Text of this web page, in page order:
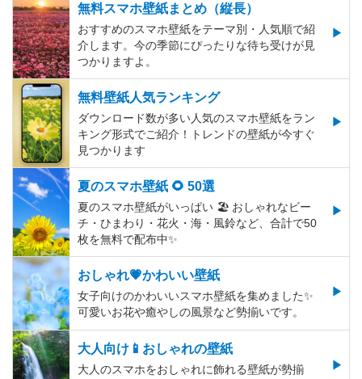
無料スマホ壁紙まとめ（縦長）
おすすめのスマホ壁紙をテーマ別・人気順で紹
介します。今の季節にぴったりな待ち受けが見
つかりますよ。
無料壁紙人気ランキング
ダウンロード数が多い人気のスマホ壁紙をラン
キング形式でご紹介！トレンドの壁紙が今すぐ
見つかります
夏のスマホ壁紙 🌻 50選
夏のスマホ壁紙がいっぱい 🏖 おしゃれなビー
チ・ひまわり・花火・海・風鈴など、合計で50
枚を無料で配布中✨
おしゃれ💗かわいい壁紙
女子向けのかわいいスマホ壁紙を集めました✨
可愛いお花や癒やしの風景など勢揃いです。
大人向け📱おしゃれの壁紙
大人のスマホをおしゃれに飾れる壁紙が勢揃